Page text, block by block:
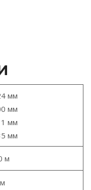
мм
мм
мм
мм
м